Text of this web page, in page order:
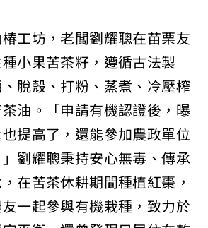
工坊，老闆劉耀聰在苗栗友
小果苦茶籽，遵循古法製
脫殼、打粉、蒸煮、冷壓榨
油。「申請有機認證後，曝
提高了，還能參加農政單位
劉耀聰秉持安心無毒、傳承
在苦茶休耕期間種植紅棗，
一起參與有機栽種，致力於